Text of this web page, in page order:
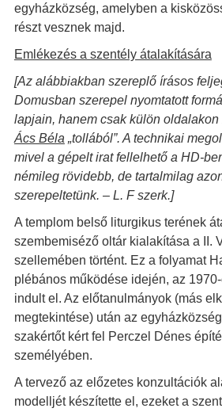
egyházközség, amelyben a
részt vesznek majd.
Emlékezés a szentély átalakítására
[Az alábbiakban szereplő írásos
Domusban szerepel nyomtatott
lapjain, hanem csak külön oldalakon
Ács Béla „tollából”. A technikai
mivel a gépelt irat fellelhető a HD-
némileg rövidebb, de tartalmilag
szerepeltetünk. – L. F szerk.]
A templom belső liturgikus terének
szembemiséző oltár kialakítása a II.
szellemében történt. Ez a folyamat
plébános működése idején, az
indult el. Az előtanulmányok (más
megtekintése) után az
szakértőt kért fel Perczel Dénes
személyében.
A tervező az előzetes konzultációk
modelljét készítette el, ezeket a